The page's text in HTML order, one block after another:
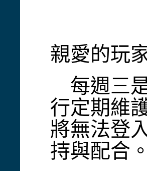
親愛的玩
每週三是
行定期維
將無法登
持與配合。